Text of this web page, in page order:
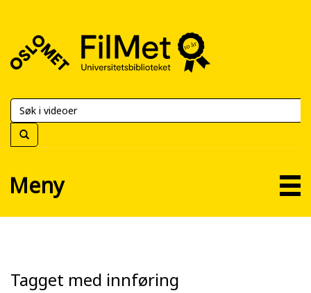
FilMet
Universitetsbiblioteket
Meny
Tagget med innføring